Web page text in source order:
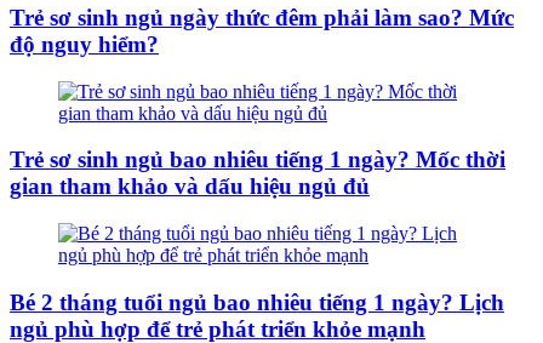
Trẻ sơ sinh ngủ ngày thức đêm phải làm sao? Mức
độ nguy hiểm?
Trẻ sơ sinh ngủ bao nhiêu tiếng 1 ngày? Mốc thời
gian tham khảo và dấu hiệu ngủ đủ
Bé 2 tháng tuổi ngủ bao nhiêu tiếng 1 ngày? Lịch
ngủ phù hợp để trẻ phát triển khỏe mạnh